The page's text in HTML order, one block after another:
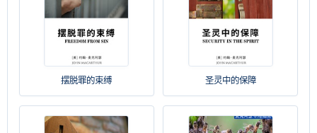
摆脱罪的束缚 圣灵中的保障